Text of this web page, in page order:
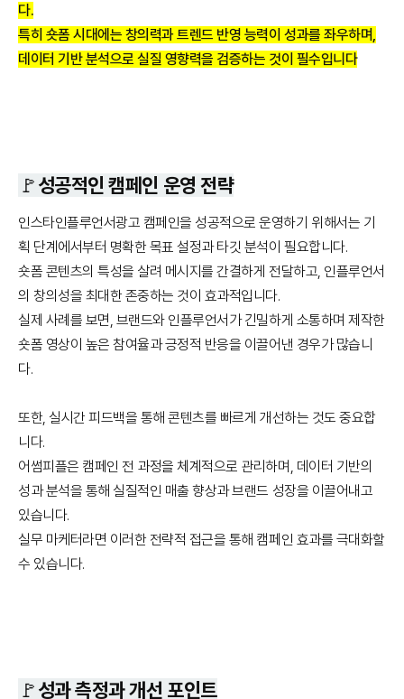
다.
특히 숏폼 시대에는 창의력과 트렌드 반영 능력이 성과를 좌우하며,
데이터 기반 분석으로 실질 영향력을 검증하는 것이 필수입니다
🚩성공적인 캠페인 운영 전략
인스타인플루언서광고 캠페인을 성공적으로 운영하기 위해서는 기
획 단계에서부터 명확한 목표 설정과 타깃 분석이 필요합니다.
숏폼 콘텐츠의 특성을 살려 메시지를 간결하게 전달하고, 인플루언서
의 창의성을 최대한 존중하는 것이 효과적입니다.
실제 사례를 보면, 브랜드와 인플루언서가 긴밀하게 소통하며 제작한
숏폼 영상이 높은 참여율과 긍정적 반응을 이끌어낸 경우가 많습니
다.
또한, 실시간 피드백을 통해 콘텐츠를 빠르게 개선하는 것도 중요합
니다.
어썸피플은 캠페인 전 과정을 체계적으로 관리하며, 데이터 기반의
성과 분석을 통해 실질적인 매출 향상과 브랜드 성장을 이끌어내고
있습니다.
실무 마케터라면 이러한 전략적 접근을 통해 캠페인 효과를 극대화할
수 있습니다.
🚩성과 측정과 개선 포인트